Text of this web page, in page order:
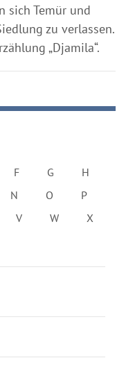
sich Temür und
zu verlassen.
„Djamila“.
F G
H
N O
P
V W
X